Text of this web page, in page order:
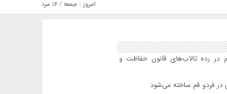
امروز : جمعه / ۱۶ مرداد / ۱۴۰۵ .::. برابر با : Friday, 7 August , 2026
در رده تالاب‌های قانون حفاظت و
در فردو قم ساخته می‌شود